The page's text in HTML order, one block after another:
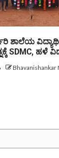
ಶಾಲೆಯ
SDMC, ಹಳೆ
Bhavanishankar